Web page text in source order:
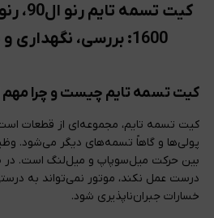
کیت
1600: بررسی، نگهداری و نکات مهم خرید
کیت تسمه تایم چیست و چرا
کیت تسمه تایم، مجموعه‌ای از قطعات
پولی‌ها و گاهاً تسمه‌های دیگر می‌شود.
بین حرکت میل‌سوپاپ و میل‌لنگ است. در
درست عمل نکند، موتور نمی‌تواند به
خسارات جبران‌ناپذیری شود.